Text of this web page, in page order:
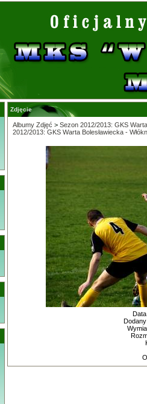
Zdjęcie
Albumy Zdjęć > Sezon 2012/2013: GKS
2012/2013: GKS Warta Bolesławiecka -